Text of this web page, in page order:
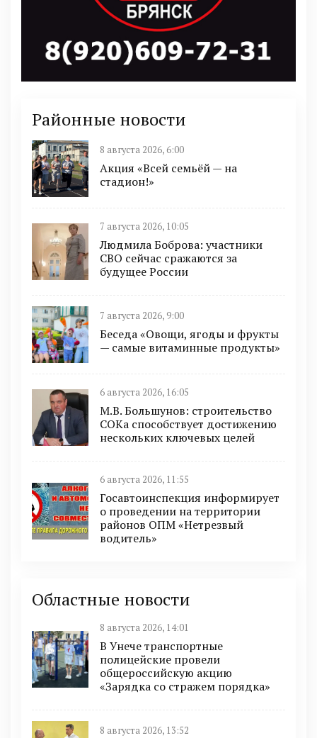
Районные новости
8 августа 2026, 6:00
Акция «Всей семьёй — на
стадион!»
7 августа 2026, 10:05
Людмила Боброва: участники
СВО сейчас сражаются за
будущее России
7 августа 2026, 9:00
Беседа «Овощи, ягоды и фрукты
— самые витаминные продукты»
6 августа 2026, 16:05
М.В. Большунов: строительство
СОКа способствует достижению
нескольких ключевых целей
6 августа 2026, 11:55
Госавтоинспекция информирует
о проведении на территории
районов ОПМ «Нетрезвый
водитель»
Областные новости
8 августа 2026, 14:01
В Унече транспортные
полицейские провели
общероссийскую акцию
«Зарядка со стражем порядка»
8 августа 2026, 13:52